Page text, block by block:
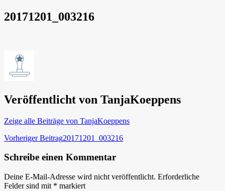
20171201_003216
Veröffentlicht von TanjaKoeppens
Zeige alle Beiträge von TanjaKoeppens
Beitragsnavigation
Vorheriger Beitrag20171201_003216
Schreibe einen Kommentar
Deine E-Mail-Adresse wird nicht veröffentlicht. Erforderliche
Felder sind mit * markiert